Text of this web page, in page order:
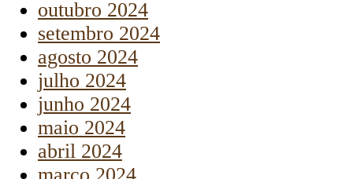
outubro 2024
setembro 2024
agosto 2024
julho 2024
junho 2024
maio 2024
abril 2024